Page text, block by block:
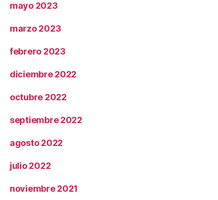
mayo 2023
marzo 2023
febrero 2023
diciembre 2022
octubre 2022
septiembre 2022
agosto 2022
julio 2022
noviembre 2021